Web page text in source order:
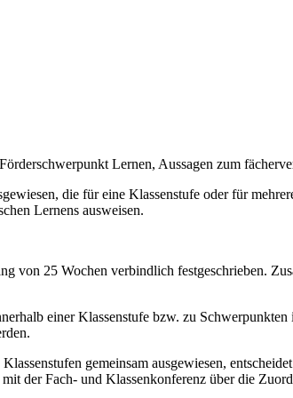
Lernen, Aussagen zum
die für eine Klassenstufe oder für
Lernens ausweisen.
von 25 Wochen verbindlich festgeschrieben.
einer Klassenstufe bzw. zu
gemeinsam ausgewiesen,
der Fach- und Klassenkonferenz über die